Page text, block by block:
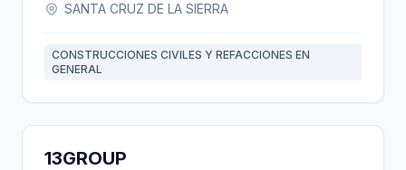
SANTA CRUZ DE LA SIERRA
CONSTRUCCIONES CIVILES Y REFACCIONES EN
GENERAL
13GROUP